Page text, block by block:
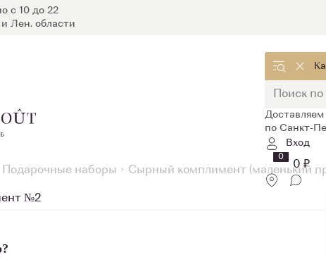
с 10 до 22
Лен. области
по Санкт-
Вход
0
0 ₽
Подарочные наборы Сырный комплимент (маленький